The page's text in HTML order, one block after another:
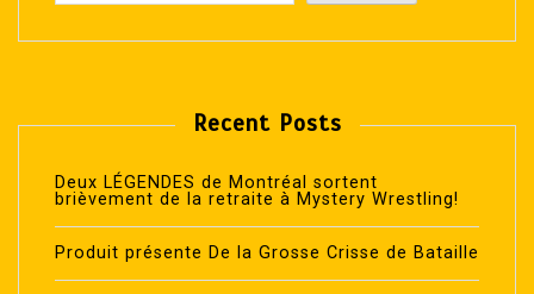
Recent Posts
Deux LÉGENDES de Montréal sortent
brièvement de la retraite à Mystery Wrestling!
Produit présente De la Grosse Crisse de Bataille